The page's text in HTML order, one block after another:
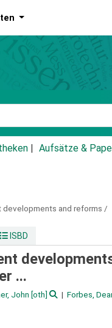
Aufsätze &
developments and reforms /
ISBD
...
John [oth] Forbes,